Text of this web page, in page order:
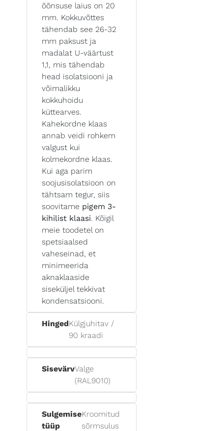
õõnsuse laius on 20
mm. Kokkuvõttes
tähendab see 26-32
mm paksust ja
madalat U-väärtust
1,1, mis tähendab
head isolatsiooni ja
võimalikku
kokkuhoidu
küttearves.
Kahekordne klaas
annab veidi rohkem
valgust kui
kolmekordne klaas.
Kui aga parim
soojusisolatsioon on
tähtsam tegur, siis
soovitame pigem 3-
kihilist klaasi. Kõigil
meie toodetel on
spetsiaalsed
vaheseinad, et
minimeerida
aknaklaaside
siseküljel tekkivat
kondensatsiooni.
HingedKülgjuhitav /
90 kraadi
SisevärvValge
(RAL9010)
Sulgemise
tüüp
Kroomitud
sõrmsulus